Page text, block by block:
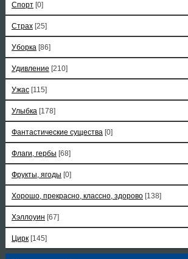
Спорт [0]
Страх [25]
Уборка [86]
Удивление [210]
Ужас [115]
Улыбка [178]
Фантастические существа [0]
Флаги, гербы [68]
Фрукты, ягоды [0]
Хорошо, прекрасно, классно, здорово [138]
Хэллоуин [67]
Цирк [145]